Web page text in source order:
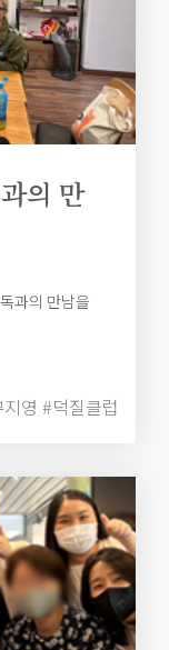
의 만
과의 만남을
영 #덕질클럽